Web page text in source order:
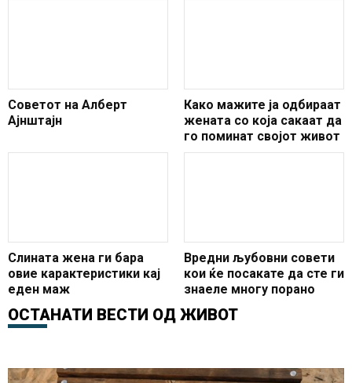
Советот на Алберт
Ајнштајн
Како мажите ја одбираат
жената со која сакаат да
го поминат својот живот
Слината жена ги бара
овие карактеристики кај
еден маж
Вредни љубовни совети
кои ќе посакате да сте ги
знаеле многу порано
ОСТАНАТИ ВЕСТИ ОД ЖИВОТ